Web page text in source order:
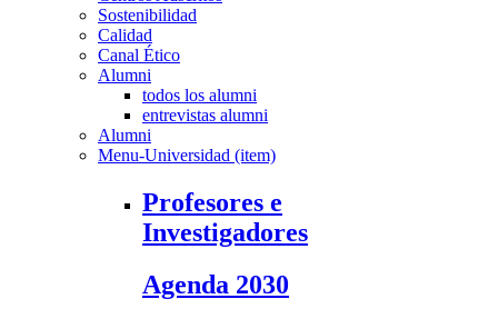
Sostenibilidad
Calidad
Canal Ético
Alumni
todos los alumni
entrevistas alumni
Alumni
Menu-Universidad (item)
Profesores e
Investigadores
Agenda 2030